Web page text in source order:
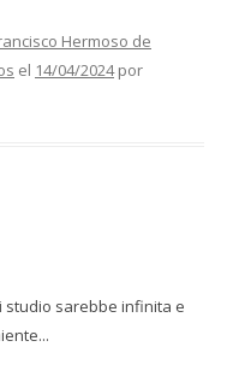
Hermoso de
el 14/04/2024por
studio sarebbe infinita e